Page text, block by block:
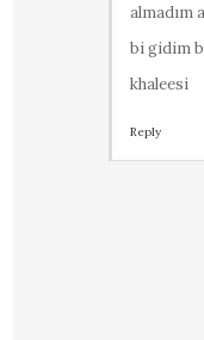
almadım
bi gidim
khaleesi
Reply